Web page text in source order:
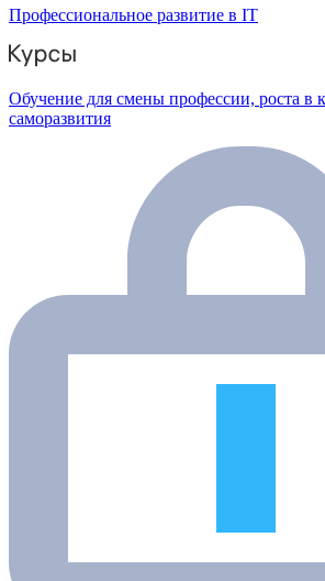
Профессиональное развитие в IT
Обучение для смены профессии, роста в
саморазвития